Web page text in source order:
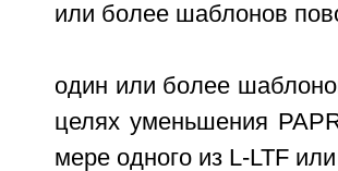
или более шаблонов
один или более
целях уменьшения
мере одного из L-LTF